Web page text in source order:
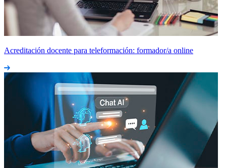
Acreditación docente para teleformación: formador/a online